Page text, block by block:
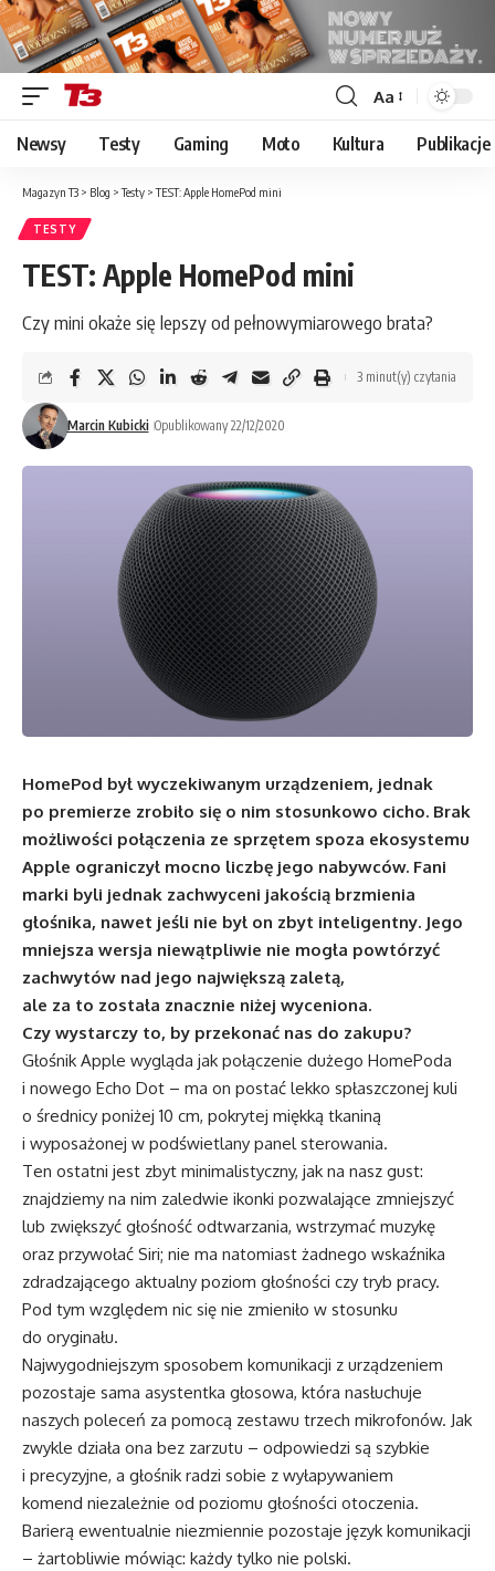
Font
Resizer
Aa
Newsy Testy Gaming Moto Kultura Publikacje
Magazyn T3 > Blog >Testy >TEST: Apple HomePod mini
TESTY
TEST: Apple HomePod mini
Czy mini okaże się lepszy od pełnowymiarowego brata?
Marcin Kubicki Opublikowany 22/12/2020
3 minut(y) czytania
HomePod był wyczekiwanym urządzeniem, jednak
po premierze zrobiło się o nim stosunkowo cicho. Brak
możliwości połączenia ze sprzętem spoza ekosystemu
Apple ograniczył mocno liczbę jego nabywców. Fani
marki byli jednak zachwyceni jakością brzmienia
głośnika, nawet jeśli nie był on zbyt inteligentny. Jego
mniejsza wersja niewątpliwie nie mogła powtórzyć
zachwytów nad jego największą zaletą,
ale za to została znacznie niżej wyceniona.
Czy wystarczy to, by przekonać nas do zakupu?
Głośnik Apple wygląda jak połączenie dużego HomePoda
i nowego Echo Dot – ma on postać lekko spłaszczonej kuli
o średnicy poniżej 10 cm, pokrytej miękką tkaniną
i wyposażonej w podświetlany panel sterowania.
Ten ostatni jest zbyt minimalistyczny, jak na nasz gust:
znajdziemy na nim zaledwie ikonki pozwalające zmniejszyć
lub zwiększyć głośność odtwarzania, wstrzymać muzykę
oraz przywołać Siri; nie ma natomiast żadnego wskaźnika
zdradzającego aktualny poziom głośności czy tryb pracy.
Pod tym względem nic się nie zmieniło w stosunku
do oryginału.
Najwygodniejszym sposobem komunikacji z urządzeniem
pozostaje sama asystentka głosowa, która nasłuchuje
naszych poleceń za pomocą zestawu trzech mikrofonów. Jak
zwykle działa ona bez zarzutu – odpowiedzi są szybkie
i precyzyjne, a głośnik radzi sobie z wyłapywaniem
komend niezależnie od poziomu głośności otoczenia.
Barierą ewentualnie niezmiennie pozostaje język komunikacji
– żartobliwie mówiąc: każdy tylko nie polski.